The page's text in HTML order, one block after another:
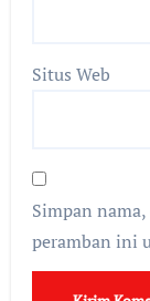
Situs Web
Simpan
peramban ini